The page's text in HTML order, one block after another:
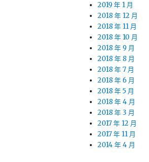
2019 年 1 月
2018 年 12 月
2018 年 11 月
2018 年 10 月
2018 年 9 月
2018 年 8 月
2018 年 7 月
2018 年 6 月
2018 年 5 月
2018 年 4 月
2018 年 3 月
2017 年 12 月
2017 年 11 月
2014 年 4 月